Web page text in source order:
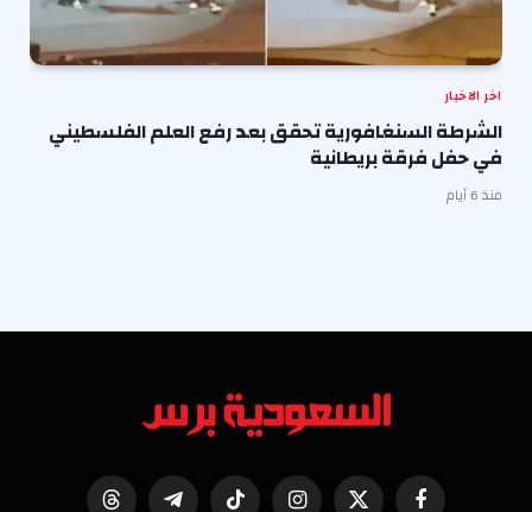
اخر الاخبار
الشرطة السنغافورية تحقق بعد رفع العلم الفلسطيني
في حفل فرقة بريطانية
منذ 6 أيام